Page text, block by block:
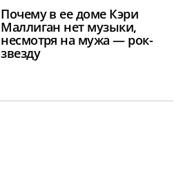
Почему в ее доме Кэри
Маллиган нет музыки,
несмотря на мужа — рок-
звезду